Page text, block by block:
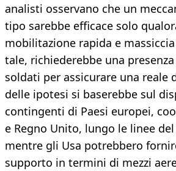
analisti osservano che un
tipo sarebbe efficace solo
mobilitazione rapida e
tale, richiederebbe una
soldati per assicurare una reale
delle ipotesi si baserebbe sul
contingenti di Paesi europei,
e Regno Unito, lungo le linee
mentre gli Usa potrebbero
supporto in termini di mezzi